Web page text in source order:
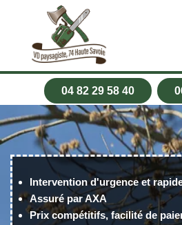
04 82 29 58 40
Intervention d'urgence et
Assuré par AXA
Prix compétitifs, facilité de